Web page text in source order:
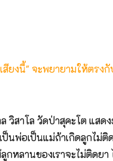
สียงนี้" จะพยายามให้ตร
วิสาโล วัดป่าสุคะโต แ
พ่อเป็นแม่ถ้าเกิดลูกไม่ติ
กหลานของเราจะไม่ติดยา